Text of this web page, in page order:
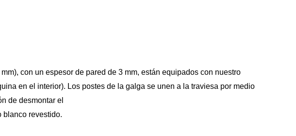
con un espesor de pared de 3 mm, están equipados con nuestro
en el interior). Los postes de la galga se unen a la traviesa por medio
de desmontar el
blanco revestido.